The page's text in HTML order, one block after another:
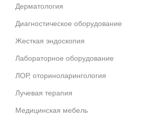
Дерматология
Диагностическое оборудование
Жесткая эндоскопия
Лабораторное оборудование
ЛОР, оториноларингология
Лучевая терапия
Медицинская мебель